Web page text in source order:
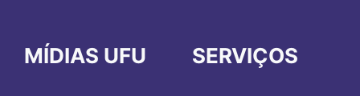
MÍDIAS UFU SERVIÇOS